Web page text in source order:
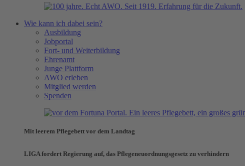
Wie kann ich dabei sein?
Ausbildung
Jobportal
Fort- und Weiterbildung
Ehrenamt
Junge Plattform
AWO erleben
Mitglied werden
Spenden
Mit leerem Pflegebett vor dem Landtag
LIGA fordert Regierung auf, das Pflegeneuordnungsgesetz zu verhindern